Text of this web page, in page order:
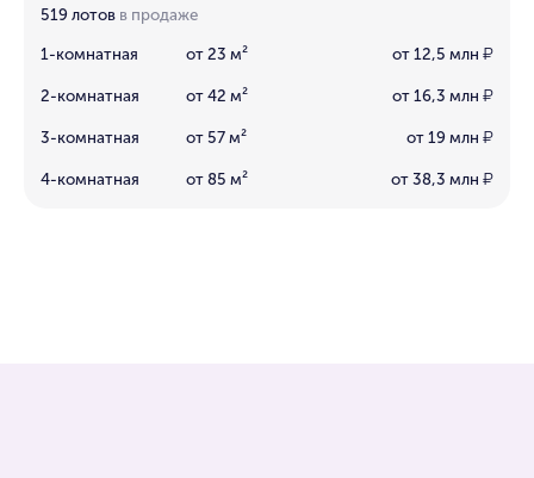
519 лотов в продаже
1-комнатная от 23 м² от 12,5 млн ₽
2-комнатная от 42 м² от 16,3 млн ₽
3-комнатная от 57 м² от 19 млн ₽
4-комнатная от 85 м² от 38,3 млн ₽